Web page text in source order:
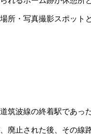
所・写真撮影スポット
筑波線の終着駅であっ
廃止された後、その線